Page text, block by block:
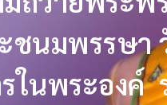
ะชนมพรรษ
ในพระองค์